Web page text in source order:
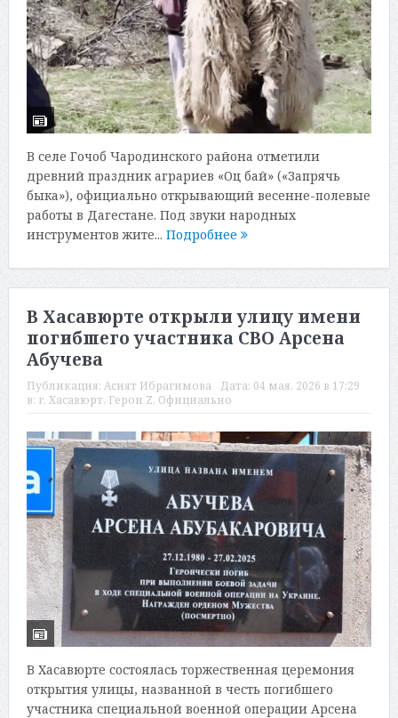
В селе Гочоб Чародинского района отметили
древний праздник аграриев «Оц бай» («Запрячь
быка»), официально открывающий весенне-полевые
работы в Дагестане. Под звуки народных
инструментов жите... Подробнее
В Хасавюрте открыли улицу имени
погибшего участника СВО Арсена
Абучева
Публикация: Асият Ибрагимова Дата: 04 мая, 2026 в 17:29
в: г. Хасавюрт, Герои Z, Официально
В Хасавюрте состоялась торжественная церемония
открытия улицы, названной в честь погибшего
участника специальной военной операции Арсена